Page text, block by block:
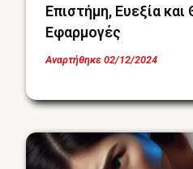
Επιστήμη, Ευεξία και
Εφαρμογές
Αναρτήθηκε 02/12/2024